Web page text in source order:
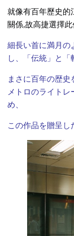
就像有百年歷史的
關係,故高捷選擇此
細長い首に満月の
し、「伝統」と「
まさに百年の歴
メトロのライトレ
め、
この作品を贈呈し